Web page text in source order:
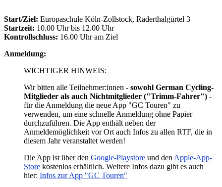
Start/Ziel: Europaschule Köln-Zollstock, Raderthalgürtel 3
Startzeit: 10.00 Uhr bis 12.00 Uhr
Kontrollschluss: 16.00 Uhr am Ziel
Anmeldung:
WICHTIGER HINWEIS:
Wir bitten alle Teilnehmer:innen - sowohl German Cycling-
Mitglieder als auch Nichtmitglieder ("Trimm-Fahrer") -
für die Anmeldung die neue App "GC Touren" zu
verwenden, um eine schnelle Anmeldung ohne Papier
durchzuführen. Die App enthält neben der
Anmeldemöglichkeit vor Ort auch Infos zu allen RTF, die in
diesem Jahr veranstaltet werden!
Die App ist über den Google-Playstore und den Apple-App-
Store kostenlos erhältlich. Weitere Infos dazu gibt es auch
hier: Infos zur App "GC Touren"